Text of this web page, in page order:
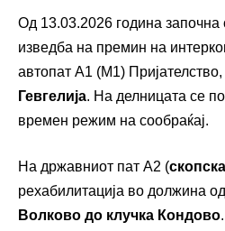
Од 13.03.2026 година започна
изведба на премин на
автопат А1 (М1)
Гевгелија. На делницата се
времен режим на сообраќај.
На државниот пат А2 (
рехабилитација во должина
Волково до клучка Кондово